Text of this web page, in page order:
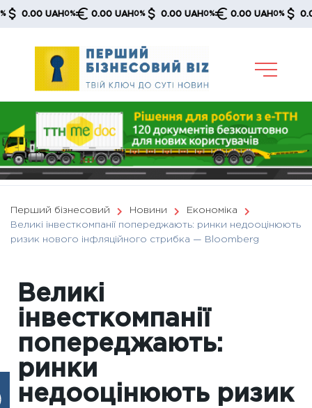
Skip
UAH0% 0.00 UAH0% 0.00 UAH0% 0.00 UAH0% 0.00
Перший бізнесовий Новини
Економіка
Великі інвесткомпанії попереджають: ринки недооцінюють
ризик нового інфляційного стрибка — Bloomberg
Великі
інвесткомпанії
попереджають:
ринки
недооцінюють ризик